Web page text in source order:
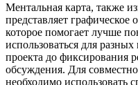
Ментальная карта, также
представляет
которое помогает лучше
использоваться для
проекта до фиксирования
обсуждения. Для
необходимо использовать